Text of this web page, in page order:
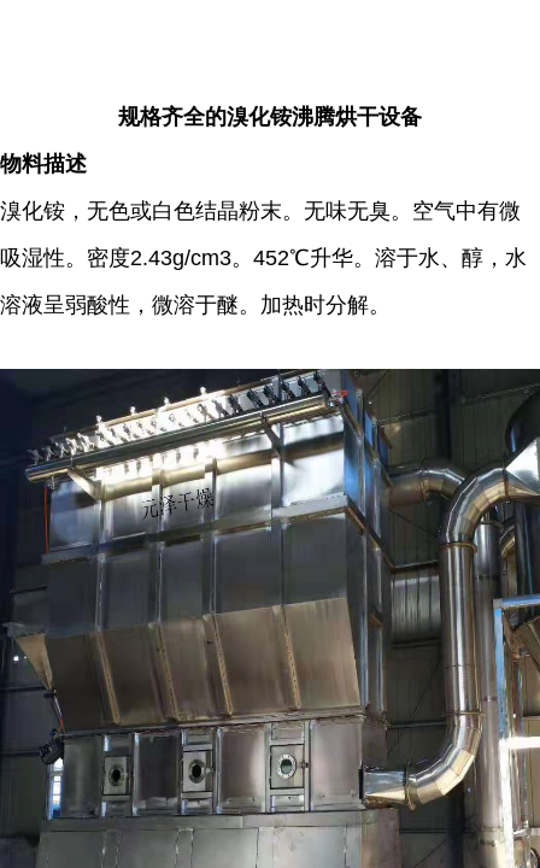
规格齐全的溴化铵沸腾烘干设备
物料描述
溴化铵，无色或白色结晶粉末。无味无臭。空气中有微
吸湿性。密度2.43g/cm3。452℃升华。溶于水、醇，水
溶液呈弱酸性，微溶于醚。加热时分解。